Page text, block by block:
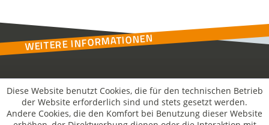
WEITERE INFORMATIONEN
Kontakt
MakroSolutions
Diese Website benutzt Cookies, die für den technischen Betrieb
der Website erforderlich sind und stets gesetzt werden.
Andere Cookies, die den Komfort bei Benutzung dieser Website